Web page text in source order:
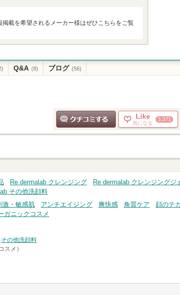
載を希望されるメーカー様はぜひこちらをご覧
Q&A (8) ブログ (56)
クチコミする
Like
気になる
3,371
Re dermalab クレンジング Re dermalab クレンジングジ
その他洗顔料
激・敏感肌 アンチエイジング 爽快感 角質ケア 顔のテ
ガニックコスメ
その他洗顔料
スメ）